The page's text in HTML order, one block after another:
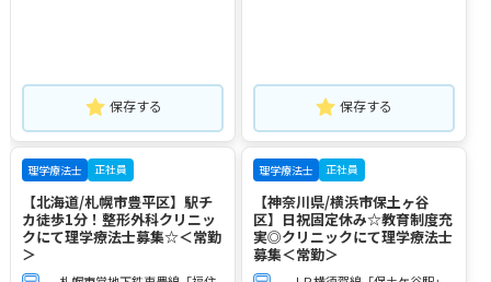
保存する 保存する
理学療法士 正社員
【北海道/札幌市豊平区】駅チ
カ徒歩1分！整形外科クリニッ
クにて理学療法士募集☆＜常勤
＞
理学療法士 正社員
【神奈川県/横浜市保土ヶ谷
区】日祝固定休み☆教育制度充
実◎クリニックにて理学療法士
募集＜常勤＞